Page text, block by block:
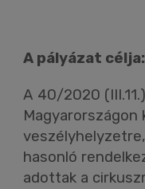
A pályázat célja:
A 40/2020
hasonló
adottak a